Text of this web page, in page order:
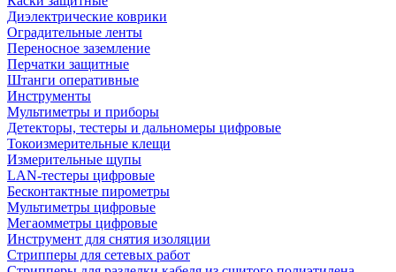
Диэлектрические коврики
Оградительные ленты
Переносное заземление
Перчатки защитные
Штанги оперативные
Инструменты
Мультиметры и приборы
Детекторы, тестеры и дальномеры цифровые
Токоизмерительные клещи
Измерительные щупы
LAN-тестеры цифровые
Бесконтактные пирометры
Мультиметры цифровые
Мегаомметры цифровые
Инструмент для снятия изоляции
Стрипперы для сетевых работ